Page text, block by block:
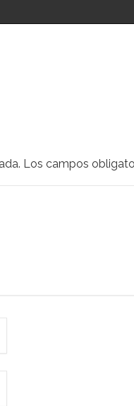
Los campos